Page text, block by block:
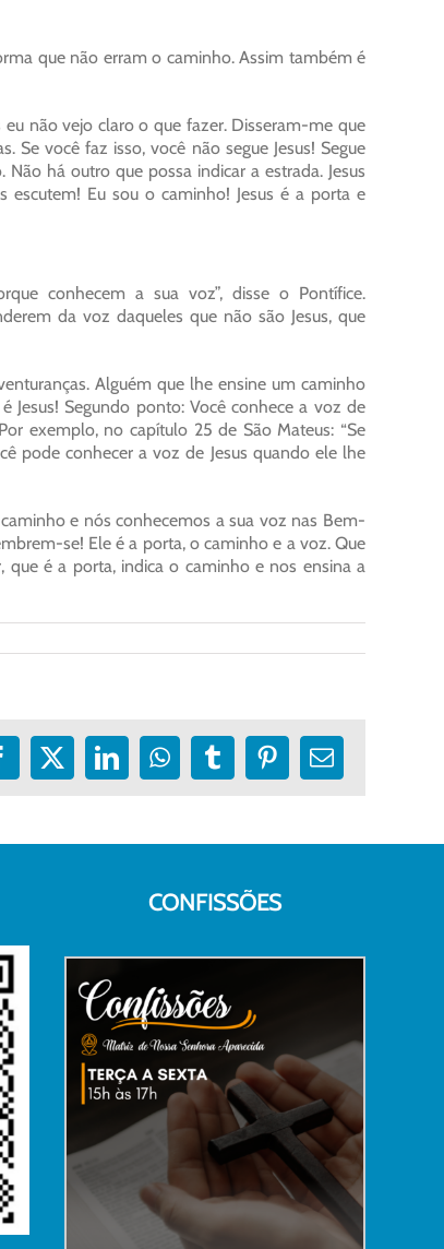
que não erram o caminho. Assim também é
eu não vejo claro o que fazer. Disseram-me que
Se você faz isso, você não segue Jesus! Segue
há outro que possa indicar a estrada. Jesus
escutem! Eu sou o caminho! Jesus é a porta e
conhecem a sua voz”, disse o Pontífice.
da voz daqueles que não são Jesus, que
Alguém que lhe ensine um caminho
Jesus! Segundo ponto: Você conhece a voz de
exemplo, no capítulo 25 de São Mateus: “Se
pode conhecer a voz de Jesus quando ele lhe
e nós conhecemos a sua voz nas Bem-
se! Ele é a porta, o caminho e a voz. Que
que é a porta, indica o caminho e nos ensina a
X LinkedInWhatsApp
TumblrPinterest
E-
CONFISSÕES